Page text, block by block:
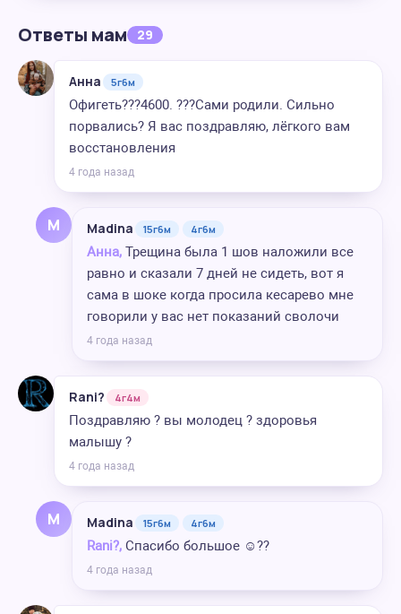
Ответы мам 29
Анна 5г6м
Офигеть???4600. ???Сами родили. Сильно
порвались? Я вас поздравляю, лёгкого вам
восстановления
4 года назад
M Madina 15г6м 4г6м
Анна, Трещина была 1 шов наложили все
равно и сказали 7 дней не сидеть, вот я
сама в шоке когда просила кесарево мне
говорили у вас нет показаний сволочи
4 года назад
Rani?️ 4г4м
Поздравляю ? вы молодец ? здоровья
малышу ?
4 года назад
M Madina 15г6м 4г6м
Rani?️, Спасибо большое ☺️??
4 года назад